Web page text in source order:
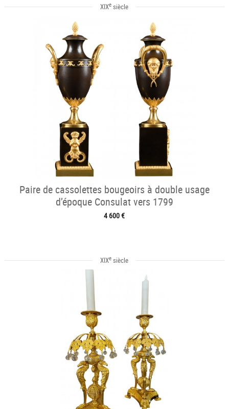
XIXe siècle
Paire de cassolettes bougeoirs à double usage
d’époque Consulat vers 1799
4 600 €
XIXe siècle